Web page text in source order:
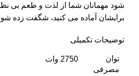
‌شود مهمانان شما از لذت و طعم بی
برایشان آماده می‌ کنید، شگفت ‌زده
توضیحات تکمیلی
توان
مصرفی
2750 وات